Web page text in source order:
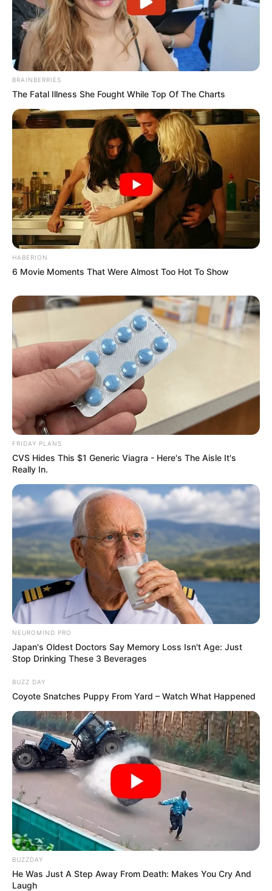
BRAINBERRIES
The Fatal Illness She Fought While Top Of The Charts
HABERION
6 Movie Moments That Were Almost Too Hot To Show
FRIDAY PLANS
CVS Hides This $1 Generic Viagra - Here's The Aisle It's
Really In.
NEUROMIND PRO
Japan's Oldest Doctors Say Memory Loss Isn't Age: Just
Stop Drinking These 3 Beverages
BUZZ DAY
Coyote Snatches Puppy From Yard – Watch What Happened
BUZZDAY
He Was Just A Step Away From Death: Makes You Cry And
Laugh